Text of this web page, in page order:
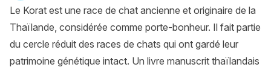
Le Korat est une race de chat ancienne et originaire de la
Thaïlande, considérée comme porte-bonheur. Il fait partie
du cercle réduit des races de chats qui ont gardé leur
patrimoine génétique intact. Un livre manuscrit thaïlandais